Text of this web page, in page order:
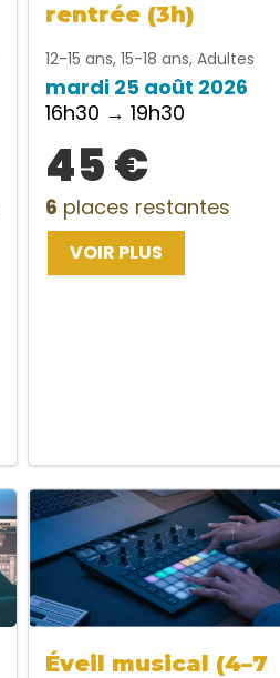
rentrée (3h)
12-15 ans, 15-18 ans, Adultes
mardi 25 août 2026
16h30 → 19h30
45 €
6 places restantes
VOIR PLUS
Éveil musical (4–7